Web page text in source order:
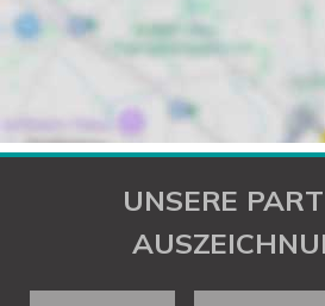
UNSERE